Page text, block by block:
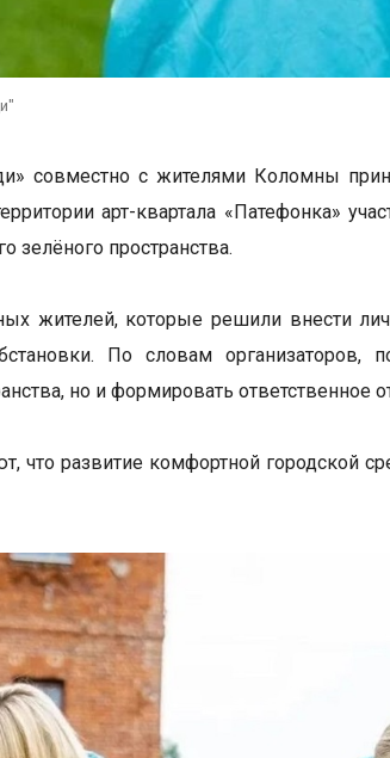
совместно с жителями Коломны
арт-квартала «Патефонка»
зелёного пространства.
жителей, которые решили внести
По словам организаторов,
но и формировать
что развитие комфортной городской